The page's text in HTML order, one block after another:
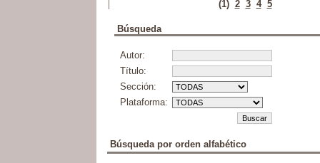
(1) 2 3 4 5
Búsqueda
Autor:
Título:
Sección:
Plataforma:
Búsqueda por orden alfabético